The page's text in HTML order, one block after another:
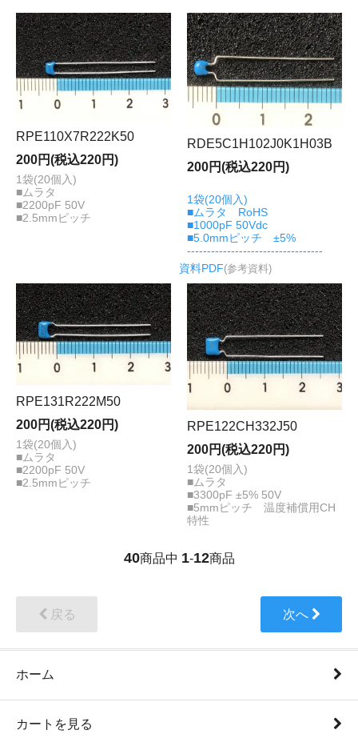
RPE110X7R222K50
200円(税込220円)
1袋(20個入)
■ムラタ
■2200pF 50V
■2.5mmピッチ
RDE5C1H102J0K1H03B
200円(税込220円)
1袋(20個入)
■ムラタ RoHS
■1000pF 50Vdc
■5.0mmピッチ ±5%
----------------------------------
資料PDF(参考資料)
RPE131R222M50
200円(税込220円)
1袋(20個入)
■ムラタ
■2200pF 50V
■2.5mmピッチ
RPE122CH332J50
200円(税込220円)
1袋(20個入)
■ムラタ
■3300pF ±5% 50V
■5mmピッチ 温度補償用CH
特性
40商品中 1-12商品
戻る 次へ
ホーム
カートを見る